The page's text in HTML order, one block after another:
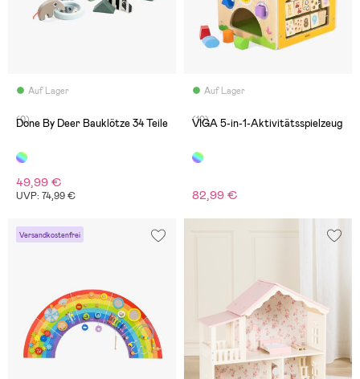
Auf Lager
(0)
Done By Deer Bauklötze 34 Teile
49,99 €
UVP: 74,99 €
Auf Lager
(10)
VIGA 5-in-1-Aktivitätsspielzeug
82,99 €
Versandkostenfrei